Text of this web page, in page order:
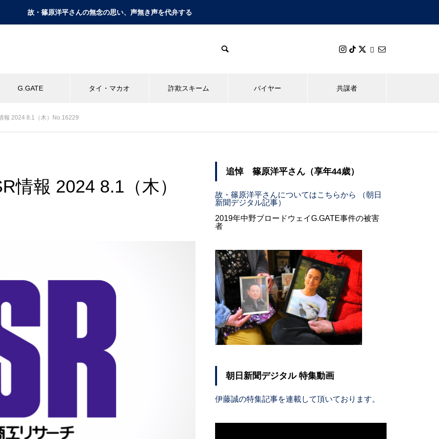
故・篠原洋平さんの無念の思い、声無き声を代弁する
G.GATE タイ・マカオ 詐欺スキーム バイヤー 共謀者
報 2024 8.1（木）No.16229
情報 2024 8.1（木）
追悼 篠原洋平さん（享年44歳）
故・篠原洋平さんについてはこちらから （朝日
新聞デジタル記事）
2019年中野ブロードウェイG.GATE事件の被害
者
朝日新聞デジタル 特集動画
伊藤誠の特集記事を連載して頂いております。